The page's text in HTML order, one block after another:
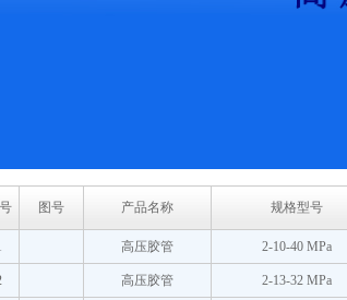
图号 产品名称 规格型号
高压胶管 2-10-40 MPa
高压胶管 2-13-32 MPa